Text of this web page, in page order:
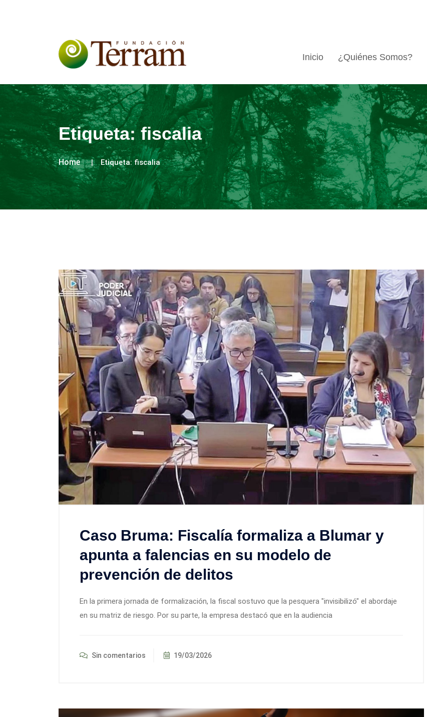
Inicio ¿Quiénes Somos?
Etiqueta:fiscalia
Home Etiqueta:fiscalia
Caso Bruma: Fiscalía formaliza a Blumar y
apunta a falencias en su modelo de
prevención de delitos
En la primera jornada de formalización, la fiscal sostuvo que la pesquera "invisibilizó" el abordaje
en su matriz de riesgo. Por su parte, la empresa destacó que en la audiencia
Sin comentarios 19/03/2026